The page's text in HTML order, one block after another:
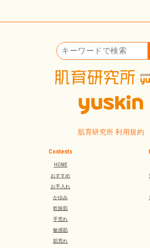
肌育研究所 利用規約
Contents
HOME
おすすめ
お手入れ
かゆみ
乾燥肌
手荒れ
敏感肌
肌荒れ
キーワードで検索